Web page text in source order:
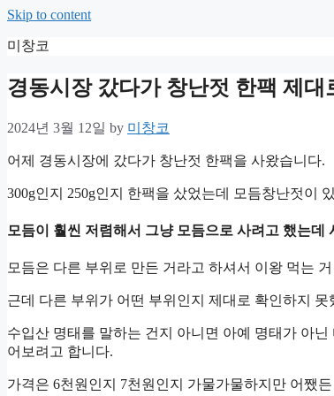
Skip to content
미창코
경동시장 갔다가 창난젓 한팩 제대
2024년 3월 12일 by 미창코
어제 경동시장에 갔다가 창난젓 한팩을 사왔습니다.
300g인지 250g인지 한팩을 샀었는데 모듬창난젓이
모듬이 훨씬 저렴해서 그냥 모듬으로 사려고 했는
모듬은 다른 부위로 만든 거라고 하셔서 이왕 먹는
근데 다른 부위가 어떤 부위인지 제대로 확인하지 못
수입산 명태를 말하는 건지 아니면 아예 명태가 아
어보려고 합니다.
가격은 6천원인지 7천원인지 가물가물하지만 어쨌